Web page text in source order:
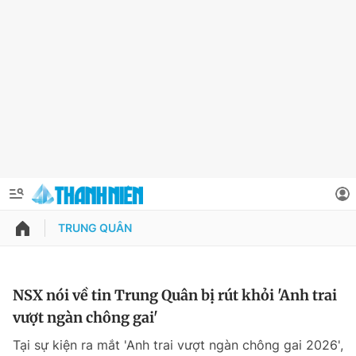
QUẢNG CÁO
Thông tin tài khoản
Đổi mật khẩu
TRUNG QUÂN
NSX nói về tin Trung Quân bị rút khỏi 'Anh trai
vượt ngàn chông gai'
Tại sự kiện ra mắt 'Anh trai vượt ngàn chông gai 2026',